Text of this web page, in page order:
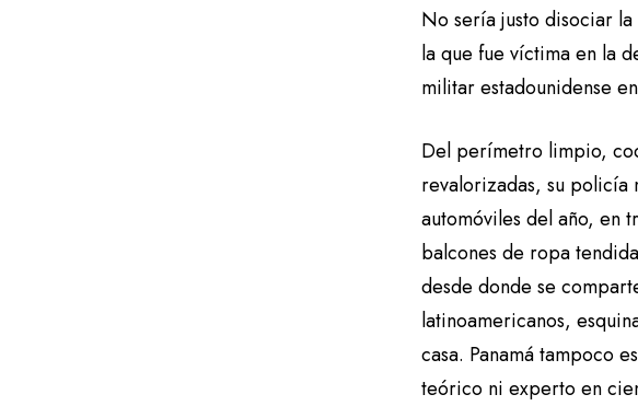
No sería justo disociar
la que fue víctima en la
militar estadounidense
Del perímetro limpio,
revalorizadas, su policía
automóviles del año, en
balcones de ropa
desde donde se
latinoamericanos,
casa. Panamá tampoco
teórico ni experto en